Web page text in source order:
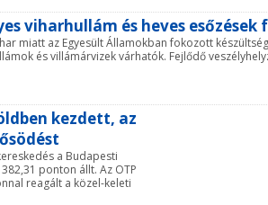
viharhullám és heves esőzések
miatt az Egyesült Államokban fokozott
és villámárvizek várhatók. Fejlődő
kezdett, az
a Budapesti
ponton állt. Az OTP
reagált a közel-keleti